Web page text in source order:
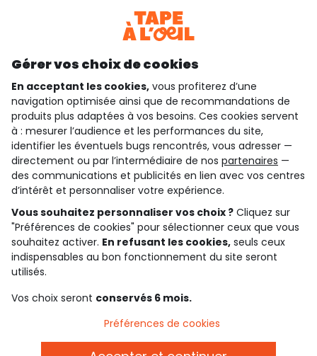
qui sommes-nous ?
besoin d'aide ?
le club fidélité
notre catalogue
Conditions générales de ventes et d'utilisation
Conditions d’utilisation des réseaux sociaux
Politique de confidentialité
Cookies et données personnelles
Paramètres des cookies
Gérer vos choix de cookies
En acceptant les cookies, vous profiterez d’une
navigation optimisée ainsi que de recommandations de
produits plus adaptées à vos besoins. Ces cookies servent
à : mesurer l’audience et les performances du site,
identifier les éventuels bugs rencontrés, vous adresser —
directement ou par l’intermédiaire de nos partenaires —
des communications et publicités en lien avec vos centres
d’intérêt et personnaliser votre expérience.
Vous souhaitez personnaliser vos choix ? Cliquez sur
"Préférences de cookies" pour sélectionner ceux que vous
souhaitez activer. En refusant les cookies, seuls ceux
indispensables au bon fonctionnement du site seront
utilisés.
Vos choix seront conservés 6 mois.
Préférences de cookies